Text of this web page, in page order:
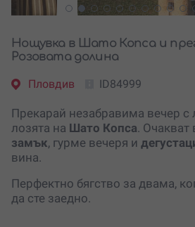
Нощувка в Шато Копса и
Розовата долина
Пловдив ID84999
Прекарай незабравима вечер
лозята на Шато Копса. Очакват
замък, гурме вечеря и
вина.
Перфектно бягство за двама,
да сте заедно.